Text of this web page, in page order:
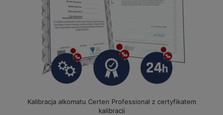
Kalibracja alkomatu Certen Professional z certyfikatem
kalibracji